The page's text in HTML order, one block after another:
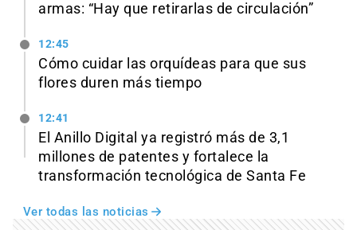
armas: “Hay que retirarlas de circulación”
12:45
Cómo cuidar las orquídeas para que sus
flores duren más tiempo
12:41
El Anillo Digital ya registró más de 3,1
millones de patentes y fortalece la
transformación tecnológica de Santa Fe
Ver todas las noticias